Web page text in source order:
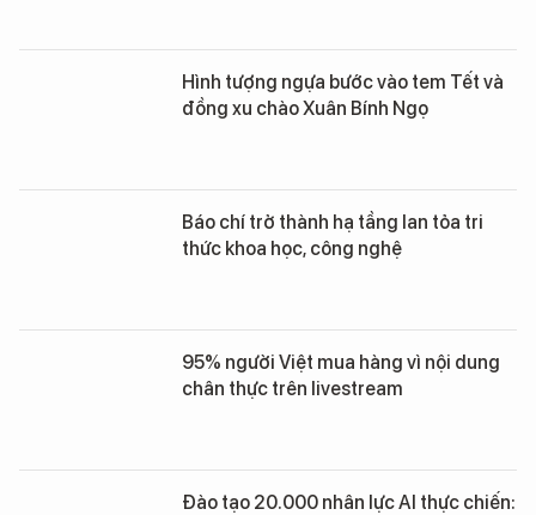
Hình tượng ngựa bước vào tem Tết và
đồng xu chào Xuân Bính Ngọ
Báo chí trở thành hạ tầng lan tỏa tri
thức khoa học, công nghệ
95% người Việt mua hàng vì nội dung
chân thực trên livestream
Đào tạo 20.000 nhân lực AI thực chiến: